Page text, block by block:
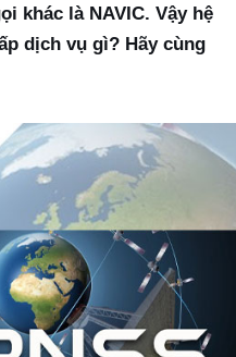
khác là NAVIC. Vậy hệ
dịch vụ gì? Hãy cùng